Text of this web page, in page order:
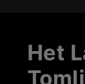
Het